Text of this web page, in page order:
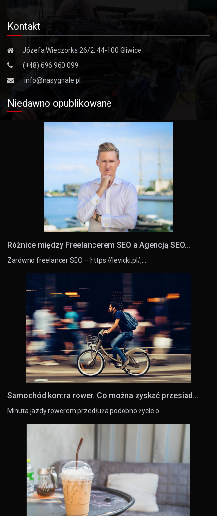
Kontakt
Józefa Wieczorka 26/2, 44-100 Gliwice
(+48) 696 960 099
info@nasygnale.pl
Niedawno opublikowane
Różnice między Freelancerem SEO a Agencją SEO...
Zarówno freelancer SEO – https://levicki.pl/,…
Samochód kontra rower. Co można zyskać przesiad...
Minuta jazdy rowerem przedłuża podobno życie o…